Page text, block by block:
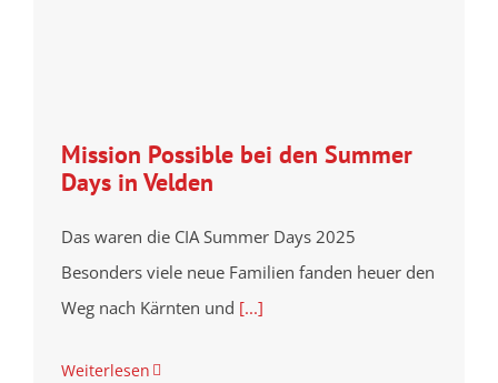
Mission Possible bei den Summer
Days in Velden
Das waren die CIA Summer Days 2025
Besonders viele neue Familien fanden heuer den
Weg nach Kärnten und [...]
Weiterlesen